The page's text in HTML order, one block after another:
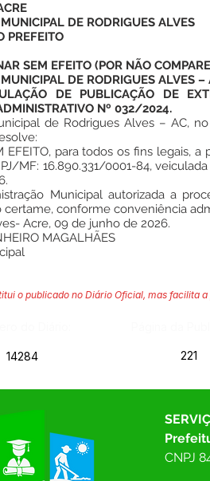
DE RODRIGUES ALVES
PREFEITO
SEM EFEITO (POR NÃO
DE RODRIGUES ALVES
DE PUBLICAÇÃO DE
Nº 032/2024.
de Rodrigues Alves – AC,
EFEITO, para todos os fins legais,
MF: 16.890.331/0001-84,
Municipal autorizada a
certame, conforme conveniência
Acre, 09 de junho de 2026.
MAGALHÃES
o publicado no Diário Oficial, mas facilita
14284 221
CNPJ